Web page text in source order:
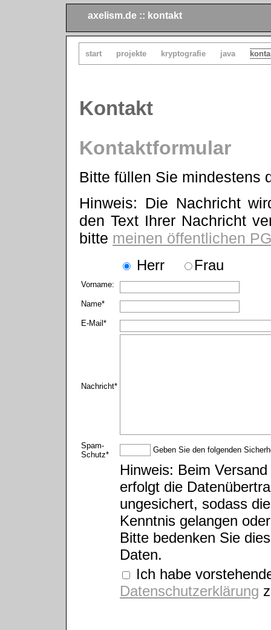
axelism.de :: kontakt
start projekte kryptografie java
Kontakt
Kontaktformular
Bitte füllen Sie mindestens
Hinweis: Die Nachricht
den Text Ihrer Nachricht
bitte meinen öffentlichen
Herr Frau
Vorname:
Name*
E-Mail*
Nachricht*
Spam-
Schutz*
Geben Sie den folgenden
Hinweis: Beim
erfolgt die
ungesichert, sodass
Kenntnis gelangen
Bitte bedenken Sie
Daten.
Ich habe
Datenschutzerklärung